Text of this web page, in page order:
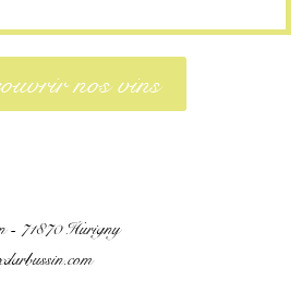
nos vins
- 71870 Hurigny